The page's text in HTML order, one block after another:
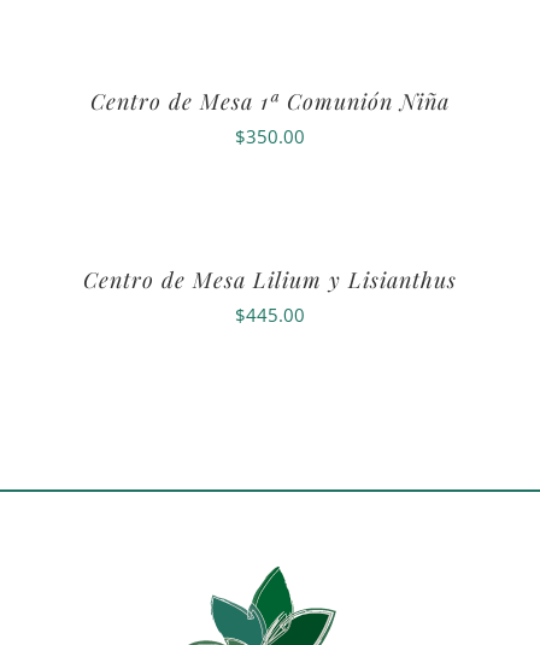
Centro de Mesa 1ª Comunión Niña
$350.00
Centro de Mesa Lilium y Lisianthus
$445.00